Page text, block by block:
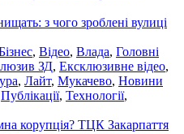
з чого зроблені вулиці
, Відео, Влада, Головні
ЗД, Ексклюзивне відео,
, Лайт, Мукачево, Новини
Публікації, Технології,